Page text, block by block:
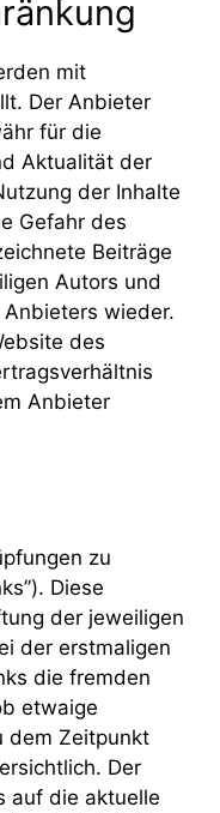
mit
Der Anbieter
für die
Aktualität der
der Inhalte
Gefahr des
Beiträge
Autors und
wieder.
des
Anbieter
zu
Diese
der jeweiligen
der erstmaligen
die fremden
etwaige
dem Zeitpunkt
Der
auf die aktuelle